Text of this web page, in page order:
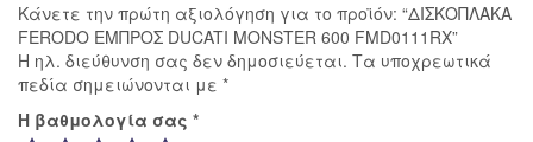
Κάνετε την πρώτη αξιολόγηση για το προϊόν: “ΔΙΣΚΟΠΛΑΚΑ
FERODO ΕΜΠΡΟΣ DUCATI MONSTER 600 FMD0111RX”
Η ηλ. διεύθυνση σας δεν δημοσιεύεται. Τα υποχρεωτικά
πεδία σημειώνονται με *
Η βαθμολογία σας *